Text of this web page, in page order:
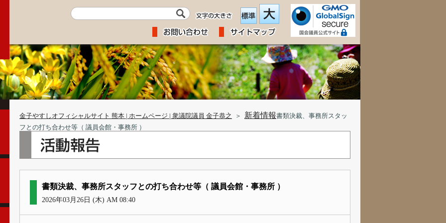
金子やすしオフィシャルサイト 熊本 | ホームページ | 衆議院議員 金子恭之 ＞ 新着情報書類決裁、事務所スタッ
フとの打ち合わせ等（ 議員会館・事務所 ）
書類決裁、事務所スタッフとの打ち合わせ等（ 議員会館・事務所 ）
2026年03月26日 (木) AM 08:40